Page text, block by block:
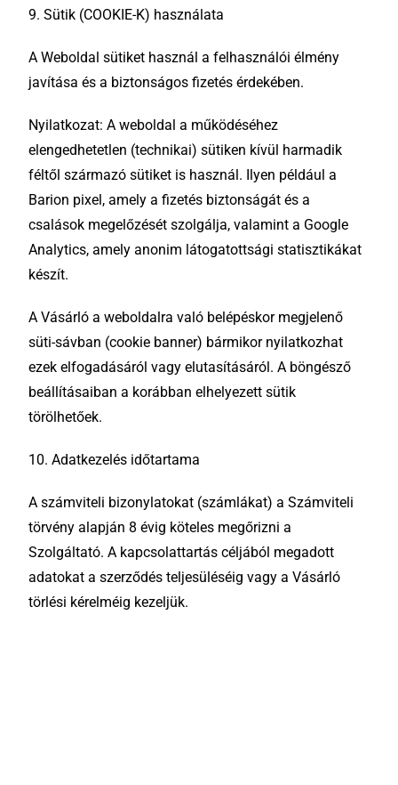
9. Sütik (COOKIE-K) használata
A Weboldal sütiket használ a felhasználói élmény
javítása és a biztonságos fizetés érdekében.
Nyilatkozat: A weboldal a működéséhez
elengedhetetlen (technikai) sütiken kívül harmadik
féltől származó sütiket is használ. Ilyen például a
Barion pixel, amely a fizetés biztonságát és a
csalások megelőzését szolgálja, valamint a Google
Analytics, amely anonim látogatottsági statisztikákat
készít.
A Vásárló a weboldalra való belépéskor megjelenő
süti-sávban (cookie banner) bármikor nyilatkozhat
ezek elfogadásáról vagy elutasításáról. A böngésző
beállításaiban a korábban elhelyezett sütik
törölhetőek.
10. Adatkezelés időtartama
A számviteli bizonylatokat (számlákat) a Számviteli
törvény alapján 8 évig köteles megőrizni a
Szolgáltató. A kapcsolattartás céljából megadott
adatokat a szerződés teljesüléséig vagy a Vásárló
törlési kérelméig kezeljük.